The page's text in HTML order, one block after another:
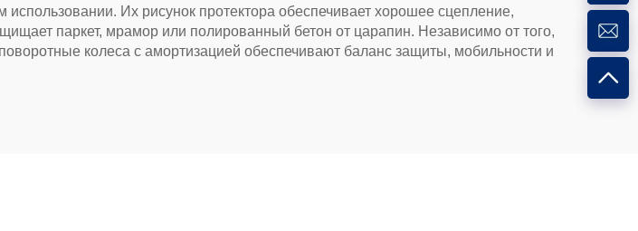
Их рисунок протектора обеспечивает хорошее сцепление,
паркет, мрамор или полированный бетон от царапин. Независимо от того,
колеса с амортизацией обеспечивают баланс защиты, мобильности и